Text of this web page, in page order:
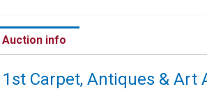
Auction info
1st Carpet, Antiques & Art